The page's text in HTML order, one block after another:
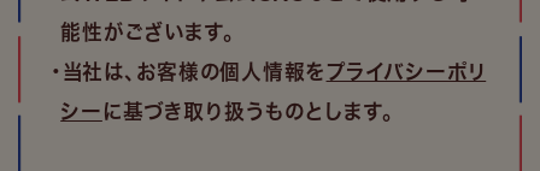
能性がございます。
・当社は、お客様の個人情報を プライバシーポリ
シー に基づき取り扱うものとします。